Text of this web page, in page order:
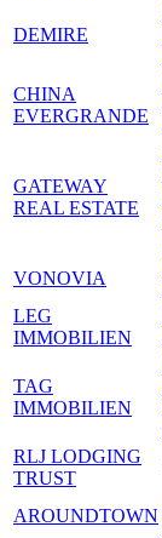
DEMIRE
CHINA
EVERGRANDE
GATEWAY
REAL ESTATE
VONOVIA
LEG
IMMOBILIEN
TAG
IMMOBILIEN
RLJ LODGING
TRUST
AROUNDTOWN